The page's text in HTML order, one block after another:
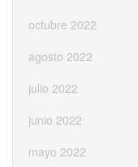
octubre 2022
agosto 2022
julio 2022
junio 2022
mayo 2022